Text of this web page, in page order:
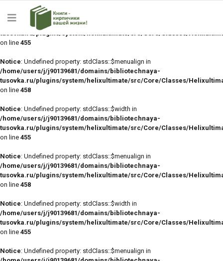
Notice
: Undefined property: stdClass::$width in
/home/users/j/j90139681/domains/bibliotechnaya-
tusovka.ru/plugins/system/helixultimate/src/Core/Classes/
on line 455
Notice: Undefined property: stdClass::$menualign in
/home/users/j/j90139681/domains/bibliotechnaya-
tusovka.ru/plugins/system/helixultimate/src/Core/Classes/
on line 458
Notice: Undefined property: stdClass::$width in
/home/users/j/j90139681/domains/bibliotechnaya-
tusovka.ru/plugins/system/helixultimate/src/Core/Classes/
on line 455
Notice: Undefined property: stdClass::$menualign in
/home/users/j/j90139681/domains/bibliotechnaya-
tusovka.ru/plugins/system/helixultimate/src/Core/Classes/
on line 458
Notice: Undefined property: stdClass::$width in
/home/users/j/j90139681/domains/bibliotechnaya-
tusovka.ru/plugins/system/helixultimate/src/Core/Classes/
on line 455
Notice: Undefined property: stdClass::$menualign in